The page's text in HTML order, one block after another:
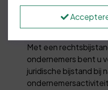
probleem.
de arbeidsinspectie,
gemeente of over
Met een
ondernemers bent u
juridische bijstand bij